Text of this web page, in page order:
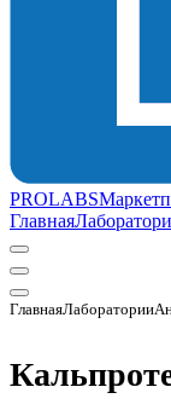
PROLABS
Главная
ГлавнаяЛаборатории